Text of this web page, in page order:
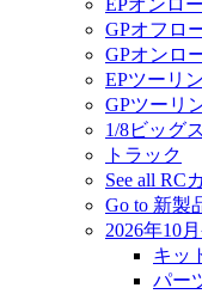
EPオンロ
GPオフロ
GPオンロ
EPツーリ
GPツーリ
1/8ビッグ
トラック
See all RC
Go to 新製
2026年10
キッ
パー